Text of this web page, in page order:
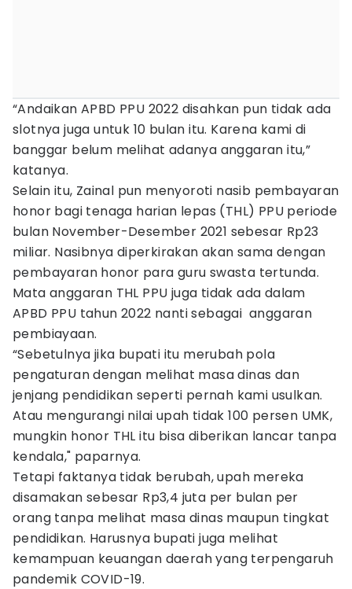
“Andaikan APBD PPU 2022 disahkan pun tidak ada
slotnya juga untuk 10 bulan itu. Karena kami di
banggar belum melihat adanya anggaran itu,”
katanya.
Selain itu, Zainal pun menyoroti nasib pembayaran
honor bagi tenaga harian lepas (THL) PPU periode
bulan November-Desember 2021 sebesar Rp23
miliar. Nasibnya diperkirakan akan sama dengan
pembayaran honor para guru swasta tertunda.
Mata anggaran THL PPU juga tidak ada dalam
APBD PPU tahun 2022 nanti sebagai anggaran
pembiayaan.
“Sebetulnya jika bupati itu merubah pola
pengaturan dengan melihat masa dinas dan
jenjang pendidikan seperti pernah kami usulkan.
Atau mengurangi nilai upah tidak 100 persen UMK,
mungkin honor THL itu bisa diberikan lancar tanpa
kendala," paparnya.
Tetapi faktanya tidak berubah, upah mereka
disamakan sebesar Rp3,4 juta per bulan per
orang tanpa melihat masa dinas maupun tingkat
pendidikan. Harusnya bupati juga melihat
kemampuan keuangan daerah yang terpengaruh
pandemik COVID-19.